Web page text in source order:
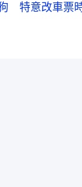
特意改車票